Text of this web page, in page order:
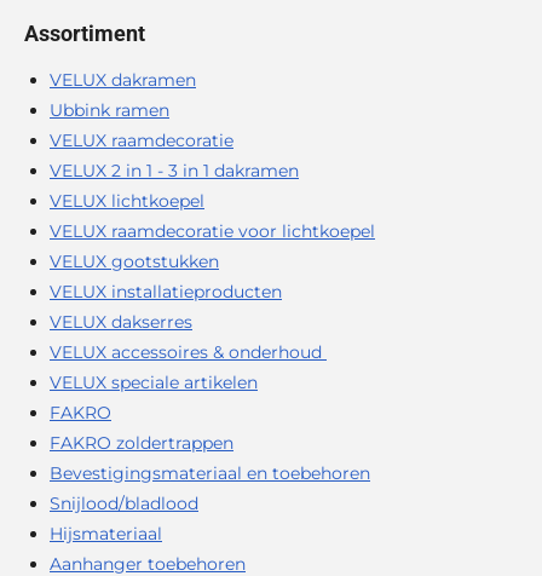
Assortiment
VELUX dakramen
Ubbink ramen
VELUX raamdecoratie
VELUX 2 in 1 - 3 in 1 dakramen
VELUX lichtkoepel
VELUX raamdecoratie voor lichtkoepel
VELUX gootstukken
VELUX installatieproducten
VELUX dakserres
VELUX accessoires & onderhoud
VELUX speciale artikelen
FAKRO
FAKRO zoldertrappen
Bevestigingsmateriaal en toebehoren
Snijlood/bladlood
Hijsmateriaal
Aanhanger toebehoren